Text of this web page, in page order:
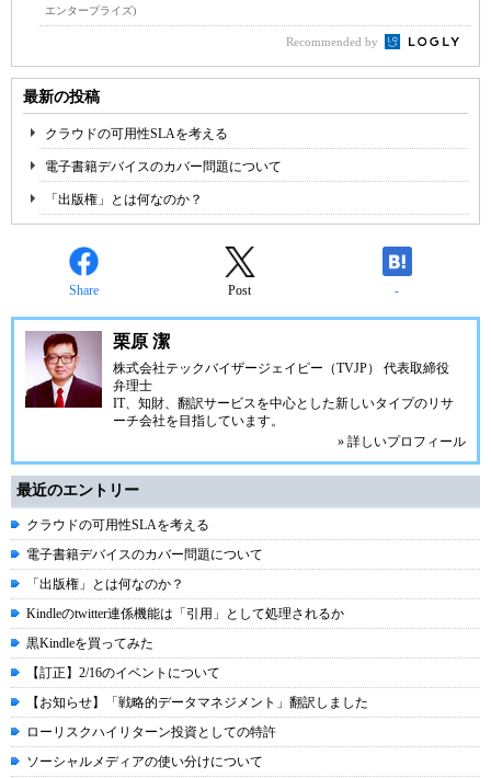
エンタープライズ)
Recommended by
最新の投稿
クラウドの可用性SLAを考える
電子書籍デバイスのカバー問題について
「出版権」とは何なのか？
Share Post -
栗原 潔
株式会社テックバイザージェイピー（TVJP） 代表取締役
弁理士
IT、知財、翻訳サービスを中心とした新しいタイプのリサ
ーチ会社を目指しています。
» 詳しいプロフィール
最近のエントリー
クラウドの可用性SLAを考える
電子書籍デバイスのカバー問題について
「出版権」とは何なのか？
Kindleのtwitter連係機能は「引用」として処理されるか
黒Kindleを買ってみた
【訂正】2/16のイベントについて
【お知らせ】「戦略的データマネジメント」翻訳しました
ローリスクハイリターン投資としての特許
ソーシャルメディアの使い分けについて